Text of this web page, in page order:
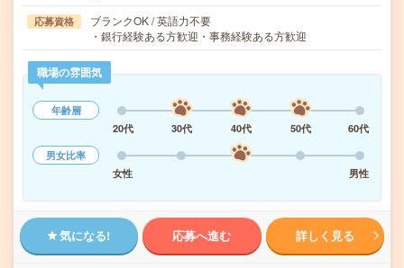
応募資格
ブランクOK / 英語力不要
・銀行経験ある方歓迎・事務経験ある方歓迎
職場の雰囲気
年齢層
20代
30代 40代 50代
60代
男女比率
女性
男性
気になる! 応募へ進む 詳しく見る